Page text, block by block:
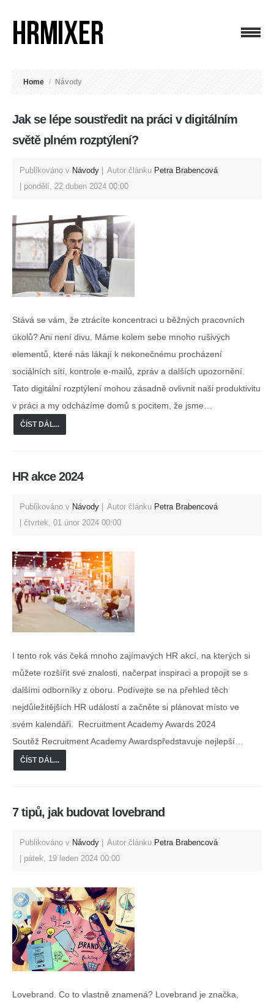
Home / Návody
Jak se lépe soustředit na práci v digitálním
světě plném rozptýlení?
Publikováno v Návody Autor článku Petra Brabencová
pondělí, 22 duben 2024 00:00
Stává se vám, že ztrácíte koncentraci u běžných pracovních
úkolů? Ani není divu. Máme kolem sebe mnoho rušivých
elementů, které nás lákají k nekonečnému procházení
sociálních sítí, kontrole e-mailů, zpráv a dalších upozornění.
Tato digitální rozptýlení mohou zásadně ovlivnit naši produktivitu
v práci a my odcházíme domů s pocitem, že jsme…
ČÍST DÁL...
HR akce 2024
Publikováno v Návody Autor článku Petra Brabencová
čtvrtek, 01 únor 2024 00:00
I tento rok vás čeká mnoho zajímavých HR akcí, na kterých si
můžete rozšířit své znalosti, načerpat inspiraci a propojit se s
dalšími odborníky z oboru. Podívejte se na přehled těch
nejdůležitějších HR událostí a začněte si plánovat místo ve
svém kalendáři. Recruitment Academy Awards 2024
Soutěž Recruitment Academy Awardspředstavuje nejlepší…
ČÍST DÁL...
7 tipů, jak budovat lovebrand
Publikováno v Návody Autor článku Petra Brabencová
pátek, 19 leden 2024 00:00
Lovebrand. Co to vlastně znamená? Lovebrand je značka,